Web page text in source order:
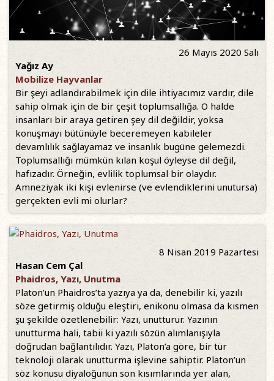
26 Mayıs 2020 Salı
Yağız Ay
Mobilize Hayvanlar
Bir şeyi adlandırabilmek için dile ihtiyacımız vardır, dile
sahip olmak için de bir çeşit toplumsallığa. O halde
insanları bir araya getiren şey dil değildir, yoksa
konuşmayı bütünüyle beceremeyen kabileler
devamlılık sağlayamaz ve insanlık bugüne gelemezdi.
Toplumsallığı mümkün kılan koşul öyleyse dil değil,
hafızadır. Örneğin, evlilik toplumsal bir olaydır.
Amneziyak iki kişi evlenirse (ve evlendiklerini unutursa)
gerçekten evli mi olurlar?
8 Nisan 2019 Pazartesi
Hasan Cem Çal
Phaidros, Yazı, Unutma
Platon’un Phaidros’ta yazıya ya da, denebilir ki, yazılı
söze getirmiş olduğu eleştiri, enikonu olmasa da kısmen
şu şekilde özetlenebilir: Yazı, unutturur. Yazının
unutturma hali, tabii ki yazılı sözün alımlanışıyla
doğrudan bağlantılıdır. Yazı, Platon’a göre, bir tür
teknoloji olarak unutturma işlevine sahiptir. Platon’un
söz konusu diyaloğunun son kısımlarında yer alan,